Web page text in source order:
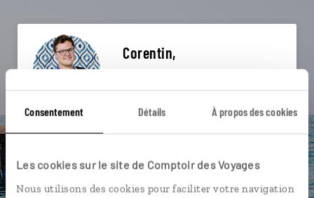
Consentement Détails À propos des cookies
Les cookies sur le site de Comptoir des Voyages
Nous utilisons des cookies pour faciliter votre navigation
Corentin,
Lire son interview
Suivez vos envies et demandez conseils à nos
spécialistes
Ils sauront organiser votre itinéraire au plus
près de vos envies et de la réalité du pays.